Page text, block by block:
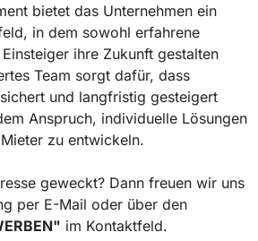
bietet das Unternehmen ein
in dem sowohl erfahrene
ihre Zukunft gestalten
Team sorgt dafür, dass
und langfristig gesteigert
Anspruch, individuelle Lösungen
zu entwickeln.
geweckt? Dann freuen wir uns
per E-Mail oder über den
im Kontaktfeld.